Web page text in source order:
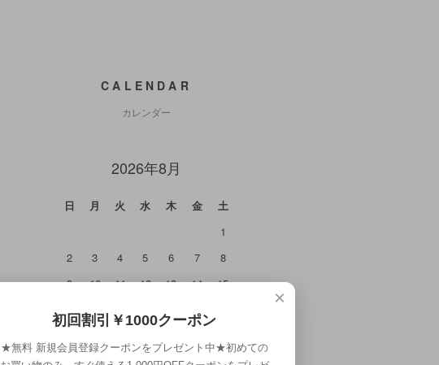
CALENDAR
カレンダー
2026年8月
日 月 火 水 木 金
土
1
2
3 4 5 6 7
8
9
10 11 12 13 14
15
16
17 21
30
31
×
初回割引￥1000クーポン
★無料 新規会員登録クーポンをプレゼント中★初めての